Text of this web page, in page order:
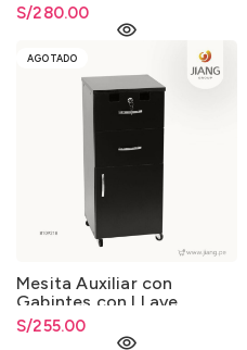
S/280.00
AGOTADO
Mesita Auxiliar con
Gabintes con LLave
S/255.00